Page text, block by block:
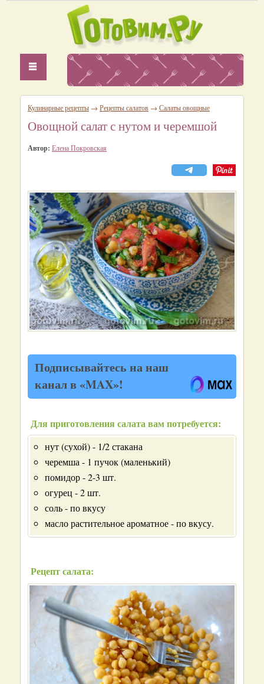
Кулинарные рецепты → Рецепты салатов → Салаты овощные
Овощной салат с нутом и черемшой
Автор: Елена Покровская
Подписывайтесь на наш
канал в «MAX»!
Для приготовления салата вам потребуется:
нут (сухой) - 1/2 стакана
черемша - 1 пучок (маленький)
помидор - 2-3 шт.
огурец - 2 шт.
соль - по вкусу
масло растительное ароматное - по вкусу.
Рецепт салата: